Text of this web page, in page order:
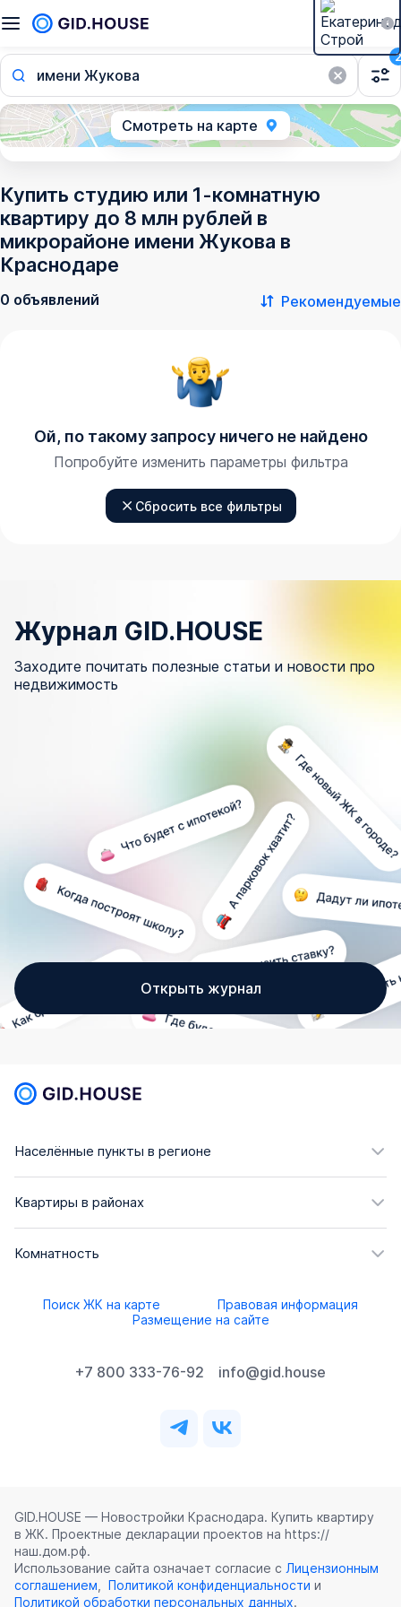
имени Жукова
2
Смотреть на карте
Купить студию или 1-комнатную
квартиру до 8 млн рублей в
микрорайоне имени Жукова в
Краснодаре
0 объявлений Рекомендуемые
Ой, по такому запросу ничего не найдено
Попробуйте изменить параметры фильтра
Сбросить все фильтры
Журнал GID.HOUSE
Заходите почитать полезные статьи и новости про
недвижимость
Открыть журнал
Населённые пункты в регионе
Квартиры в районах
Комнатность
Поиск ЖК на карте
Правовая информация
Размещение на сайте
+7 800 333-76-92 info@gid.house
GID.HOUSE — Новостройки Краснодара. Купить квартиру
в ЖК. Проектные декларации проектов на https://
наш.дом.рф.
Использование сайта означает согласие с Лицензионным
соглашением
Политикой конфиденциальности и
Политикой обработки персональных данных.